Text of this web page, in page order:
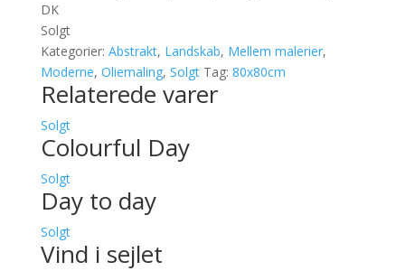
DK
Solgt
Kategorier: Abstrakt, Landskab, Mellem malerier,
Moderne, Oliemaling, Solgt Tag: 80x80cm
Relaterede varer
Solgt
Colourful Day
Solgt
Day to day
Solgt
Vind i sejlet